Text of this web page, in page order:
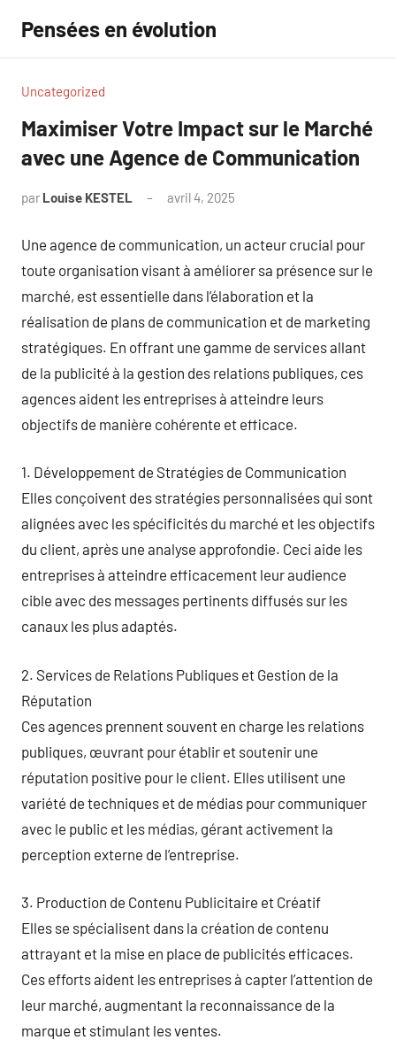
contenu
Pensées en évolution
Uncategorized
Maximiser Votre Impact sur le Marché
avec une Agence de Communication
par Louise KESTEL avril 4, 2025
Une agence de communication, un acteur crucial pour
toute organisation visant à améliorer sa présence sur le
marché, est essentielle dans l’élaboration et la
réalisation de plans de communication et de marketing
stratégiques. En offrant une gamme de services allant
de la publicité à la gestion des relations publiques, ces
agences aident les entreprises à atteindre leurs
objectifs de manière cohérente et efficace.
1. Développement de Stratégies de Communication
Elles conçoivent des stratégies personnalisées qui sont
alignées avec les spécificités du marché et les objectifs
du client, après une analyse approfondie. Ceci aide les
entreprises à atteindre efficacement leur audience
cible avec des messages pertinents diffusés sur les
canaux les plus adaptés.
2. Services de Relations Publiques et Gestion de la
Réputation
Ces agences prennent souvent en charge les relations
publiques, œuvrant pour établir et soutenir une
réputation positive pour le client. Elles utilisent une
variété de techniques et de médias pour communiquer
avec le public et les médias, gérant activement la
perception externe de l’entreprise.
3. Production de Contenu Publicitaire et Créatif
Elles se spécialisent dans la création de contenu
attrayant et la mise en place de publicités efficaces.
Ces efforts aident les entreprises à capter l’attention de
leur marché, augmentant la reconnaissance de la
marque et stimulant les ventes.